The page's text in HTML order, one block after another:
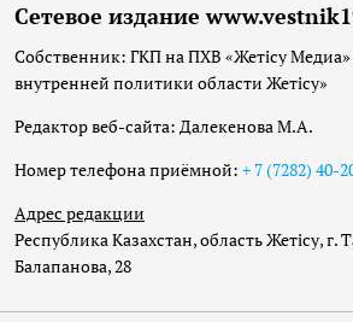
Сетевое издание
Собственник: ГКП на ПХВ «Жетісу
внутренней политики области Жетісу»
Редактор веб-сайта: Далекенова М.А.
Номер телефона приёмной: + 7 (7282) 40-
Адрес редакции
Республика Казахстан, область Жетісу, г.
Балапанова, 28